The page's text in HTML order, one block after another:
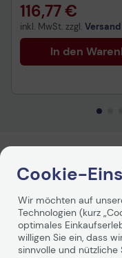
116,77 €
inkl. MwSt. zzgl. Versand
In den
Technische
Allgemein
Cookie-
Wir möchten auf
Technologien (kurz
optimales
willigen Sie ein, dass
sinnvolle und nützliche